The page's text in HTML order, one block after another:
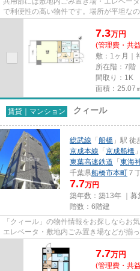
で利便性の高い物件です。場所が平坦な
7.3万円
(管理費・共
敷：1ヶ月｜
所在階：7階
間取り：1K
面積：25.07
賃貸｜マンション クィール
総武線 「 船橋 」駅 徒
京成本線 「 京成船橋
東葉高速鉄道 「 東海
千葉県船橋市本町 ７
7.7万円
築年数：築13年 ｜募
階数：6階建
「クィール」の物件情報をお探しならお
エレベータ・敷地内ごみ置き場などが揃
通の利便性が高いです。徒歩2...
7.7万円
(管理費・共